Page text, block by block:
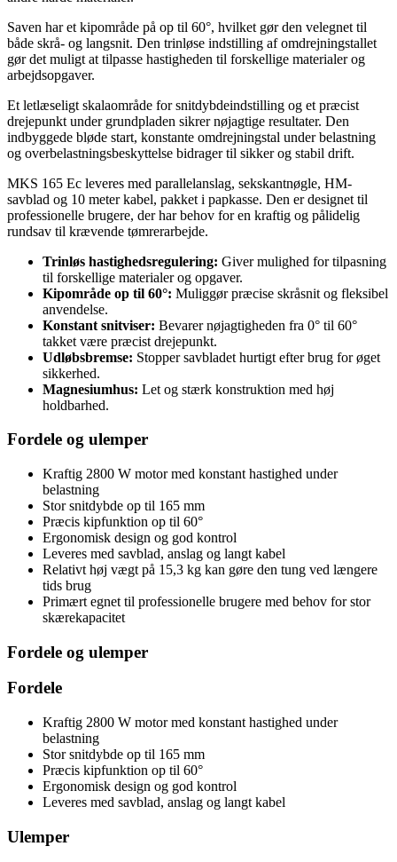
Saven har et kipområde på op til 60°, hvilket gør den velegnet til
både skrå- og langsnit. Den trinløse indstilling af omdrejningstallet
gør det muligt at tilpasse hastigheden til forskellige materialer og
arbejdsopgaver.
Et letlæseligt skalaområde for snitdybdeindstilling og et præcist
drejepunkt under grundpladen sikrer nøjagtige resultater. Den
indbyggede bløde start, konstante omdrejningstal under belastning
og overbelastningsbeskyttelse bidrager til sikker og stabil drift.
MKS 165 Ec leveres med parallelanslag, sekskantnøgle, HM-
savblad og 10 meter kabel, pakket i papkasse. Den er designet til
professionelle brugere, der har behov for en kraftig og pålidelig
rundsav til krævende tømrerarbejde.
Trinløs hastighedsregulering: Giver mulighed for tilpasning
til forskellige materialer og opgaver.
Kipområde op til 60°: Muliggør præcise skråsnit og fleksibel
anvendelse.
Konstant snitviser: Bevarer nøjagtigheden fra 0° til 60°
takket være præcist drejepunkt.
Udløbsbremse: Stopper savbladet hurtigt efter brug for øget
sikkerhed.
Magnesiumhus: Let og stærk konstruktion med høj
holdbarhed.
Fordele og ulemper
Kraftig 2800 W motor med konstant hastighed under
belastning
Stor snitdybde op til 165 mm
Præcis kipfunktion op til 60°
Ergonomisk design og god kontrol
Leveres med savblad, anslag og langt kabel
Relativt høj vægt på 15,3 kg kan gøre den tung ved længere
tids brug
Primært egnet til professionelle brugere med behov for stor
skærekapacitet
Fordele og ulemper
Fordele
Kraftig 2800 W motor med konstant hastighed under
belastning
Stor snitdybde op til 165 mm
Præcis kipfunktion op til 60°
Ergonomisk design og god kontrol
Leveres med savblad, anslag og langt kabel
Ulemper